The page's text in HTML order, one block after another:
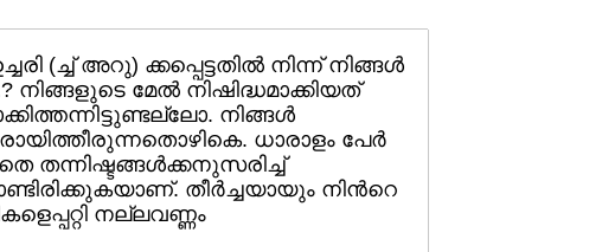
(ച്ച്‌ അറു) ക്കപ്പെട്ടതില്‍ നിന്ന്‌ നിങ്ങള്‍
നിങ്ങളുടെ മേല്‍ നിഷിദ്ധമാക്കിയത്‌
നിങ്ങള്‍
ധാരാളം പേര്‍
തന്നിഷ്ടങ്ങള്‍ക്കനുസരിച്ച്‌
തീര്‍ച്ചയായും നിന്‍റെ
നല്ലവണ്ണം